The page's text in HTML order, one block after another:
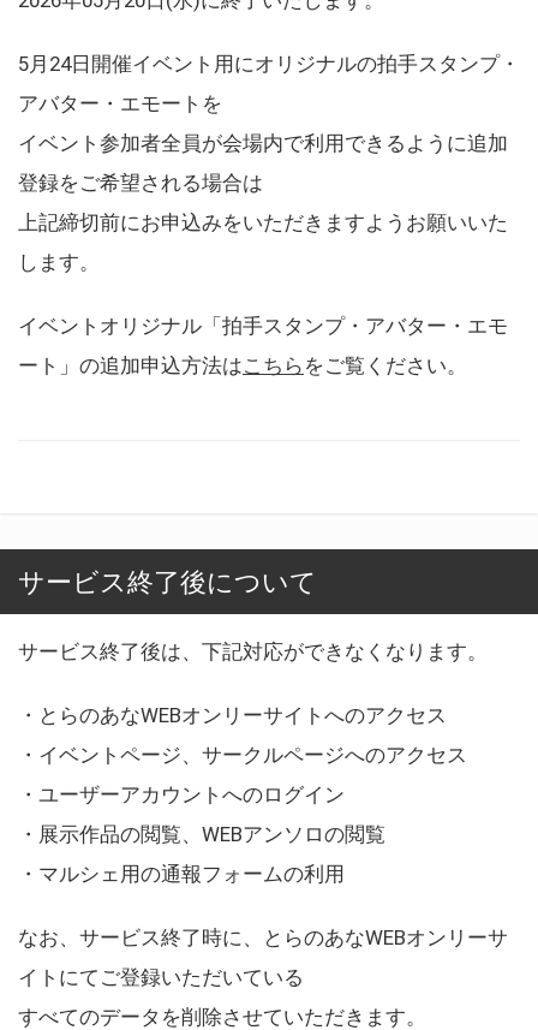
5月24日開催イベント用にオリジナルの拍手スタンプ・
アバター・エモートを
イベント参加者全員が会場内で利用できるように追加
登録をご希望される場合は
上記締切前にお申込みをいただきますようお願いいた
します。
イベントオリジナル「拍手スタンプ・アバター・エモ
ート」の追加申込方法はこちら をご覧ください。
サービス終了後について
サービス終了後は、下記対応ができなくなります。
・とらのあなWEBオンリーサイトへのアクセス
・イベントページ、サークルページへのアクセス
・ユーザーアカウントへのログイン
・展示作品の閲覧、WEBアンソロの閲覧
・マルシェ用の通報フォームの利用
なお、サービス終了時に、とらのあなWEBオンリーサ
イトにてご登録いただいている
すべてのデータを削除させていただきます。